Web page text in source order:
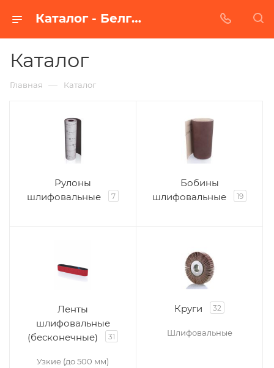
Каталог - Белгороде
Каталог
Главная — Каталог
Рулоны
шлифовальные
7
Бобины
шлифовальные
19
Ленты
шлифовальные
(бесконечные)
31
Узкие (до 500 мм)
Круги 32
Шлифовальные